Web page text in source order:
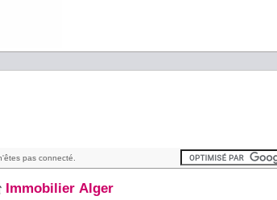
pas connecté.
Immobilier Alger